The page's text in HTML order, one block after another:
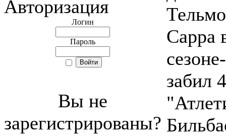
Авторизация
Логин
Пароль
Вы не
зарегистрированы?
Сарра
забил